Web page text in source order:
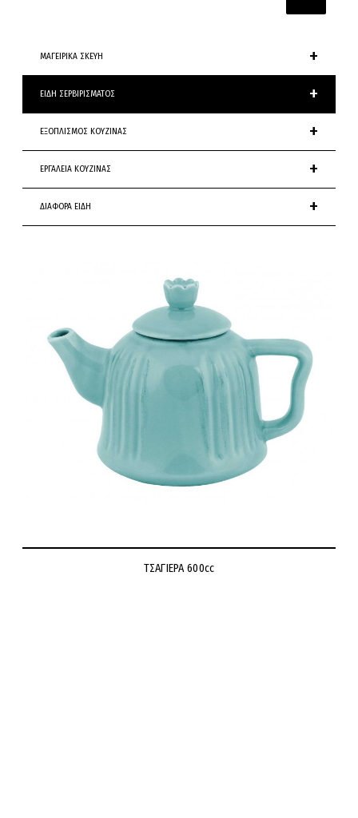
ΜΑΓΕΙΡΙΚΑ ΣΚΕΥΗ +
ΕΙΔΗ ΣΕΡΒΙΡΙΣΜΑΤΟΣ +
ΕΞΟΠΛΙΣΜΟΣ ΚΟΥΖΙΝΑΣ +
ΕΡΓΑΛΕΙΑ ΚΟΥΖΙΝΑΣ +
ΔΙΑΦΟΡΑ ΕΙΔΗ +
ΤΣΑΓΙΕΡΑ 600cc